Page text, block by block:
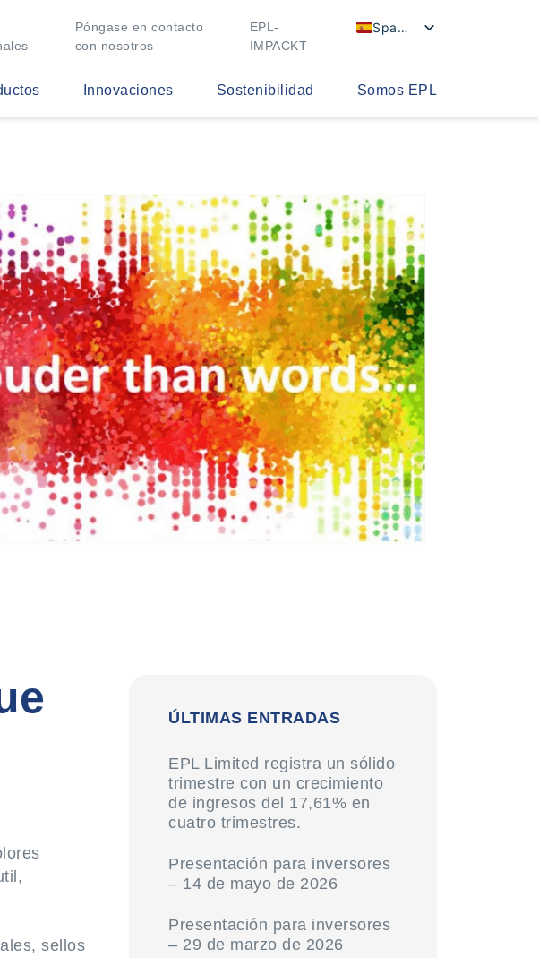
Póngase en contacto
con nosotros
EPL-
IMPACKT
Spanish
Innovaciones Sostenibilidad Somos EPL
sellos
ÚLTIMAS ENTRADAS
EPL Limited registra un sólido
trimestre con un crecimiento
de ingresos del 17,61% en
cuatro trimestres.
Presentación para inversores
– 14 de mayo de 2026
Presentación para inversores
– 29 de marzo de 2026